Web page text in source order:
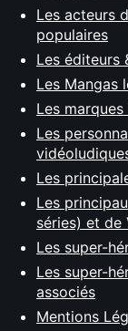
Les acteurs
populaires
Les éditeurs
Les Mangas
Les
Les
Les
Les
séries) et de
Les super-
Les super-
associés
Mentions